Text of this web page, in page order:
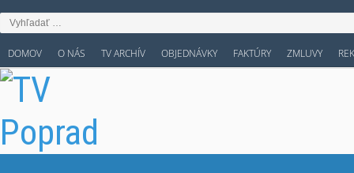
DOMOV O NÁS TV ARCHÍV OBJEDNÁVKY FAKTÚRY ZMLUVY